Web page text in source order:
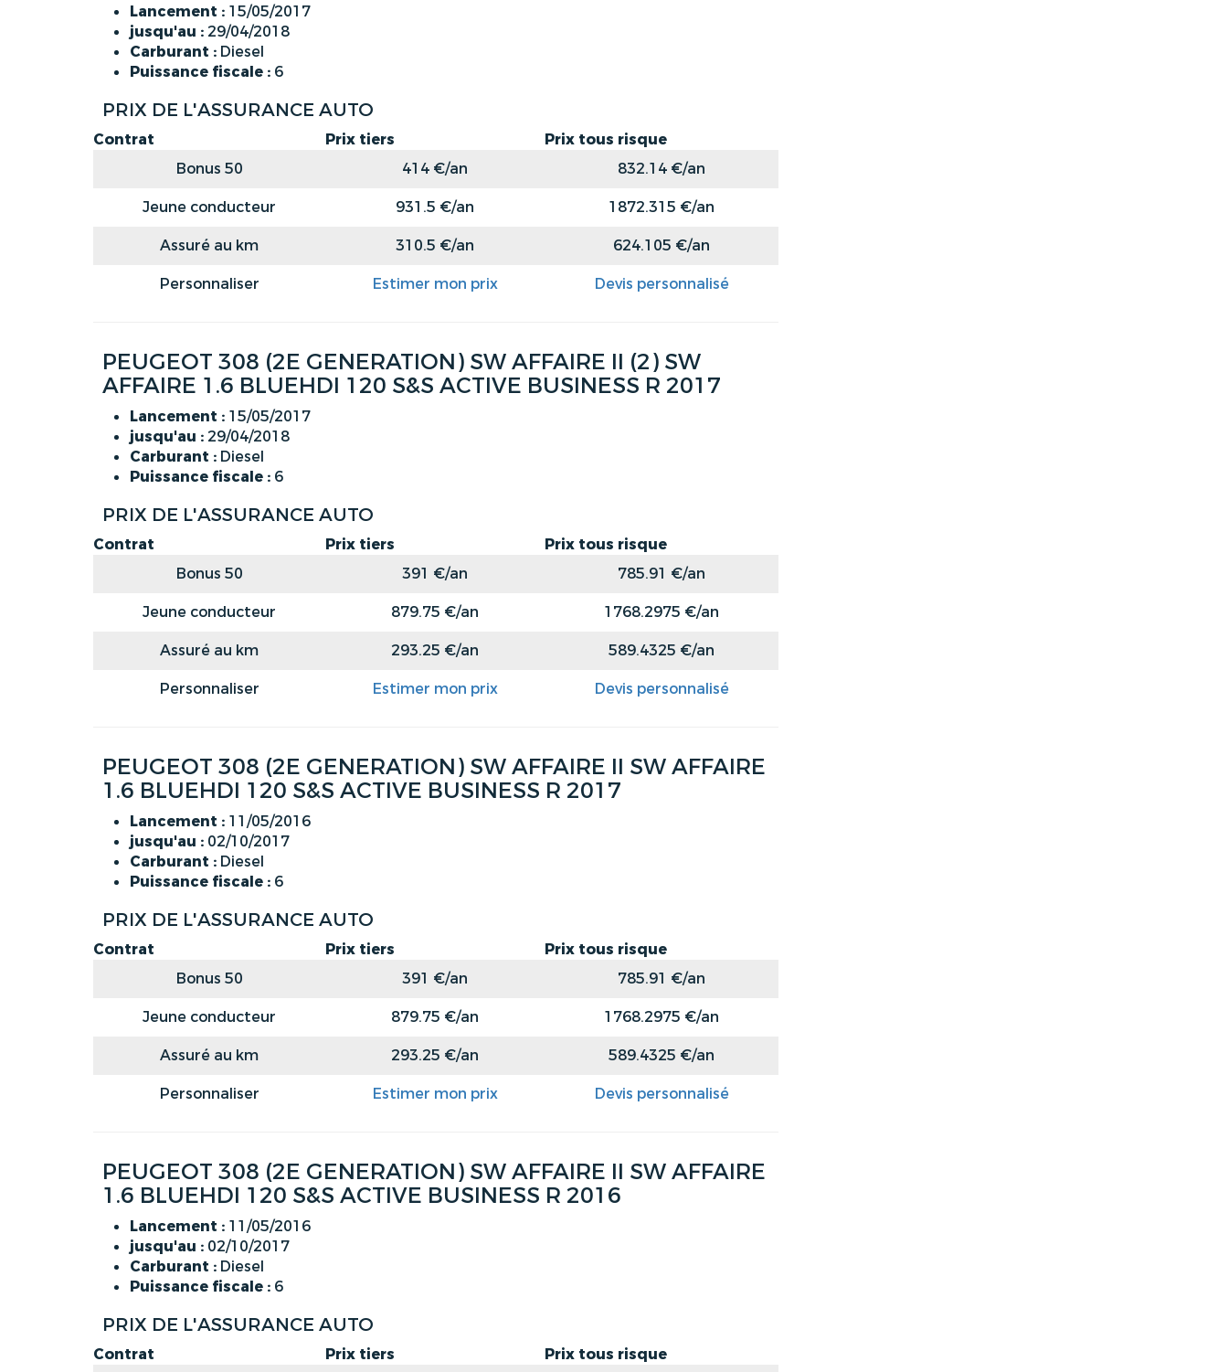
Lancement : 15/05/2017
jusqu'au : 29/04/2018
Carburant : Diesel
Puissance fiscale : 6
PRIX DE L'ASSURANCE AUTO
Contrat Prix tiers
Prix tous risque
Bonus 50
414 €/an
832.14 €/an
Jeune conducteur
931.5 €/an
1872.315 €/an
Assuré au km
310.5 €/an
624.105 €/an
Personnaliser
Estimer mon prix Devis personnalisé
PEUGEOT 308 (2E GENERATION) SW AFFAIRE II (2) SW
AFFAIRE 1.6 BLUEHDI 120 S&S ACTIVE BUSINESS R 2017
Lancement : 15/05/2017
jusqu'au : 29/04/2018
Carburant : Diesel
Puissance fiscale : 6
PRIX DE L'ASSURANCE AUTO
Contrat Prix tiers
Prix tous risque
Bonus 50
391 €/an
785.91 €/an
Jeune conducteur
879.75 €/an
1768.2975 €/an
Assuré au km
293.25 €/an
589.4325 €/an
Personnaliser
Estimer mon prix Devis personnalisé
PEUGEOT 308 (2E GENERATION) SW AFFAIRE II SW AFFAIRE
1.6 BLUEHDI 120 S&S ACTIVE BUSINESS R 2017
Lancement : 11/05/2016
jusqu'au : 02/10/2017
Carburant : Diesel
Puissance fiscale : 6
PRIX DE L'ASSURANCE AUTO
Contrat Prix tiers
Prix tous risque
Bonus 50
391 €/an
785.91 €/an
Jeune conducteur
879.75 €/an
1768.2975 €/an
Assuré au km
293.25 €/an
589.4325 €/an
Personnaliser
Estimer mon prix Devis personnalisé
PEUGEOT 308 (2E GENERATION) SW AFFAIRE II SW AFFAIRE
1.6 BLUEHDI 120 S&S ACTIVE BUSINESS R 2016
Lancement : 11/05/2016
jusqu'au : 02/10/2017
Carburant : Diesel
Puissance fiscale : 6
PRIX DE L'ASSURANCE AUTO
Contrat Prix tiers
Prix tous risque